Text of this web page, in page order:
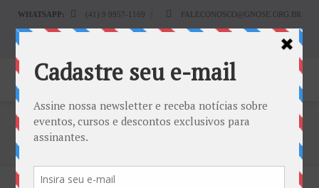
WHATSAPP: (41) 9 9957-1169 FALECONOSCO@GNOSE.ORG.BR